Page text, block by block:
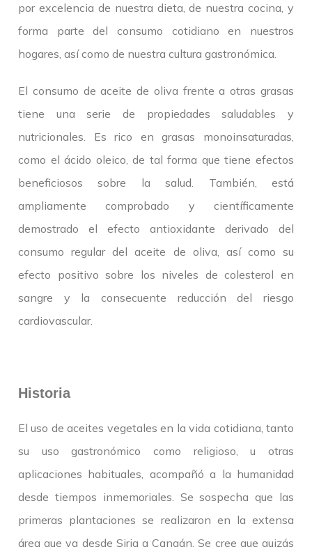
por excelencia de nuestra dieta, de nuestra cocina, y
forma parte del consumo cotidiano en nuestros
hogares, así como de nuestra cultura gastronómica.
El consumo de aceite de oliva frente a otras grasas
tiene una serie de propiedades saludables y
nutricionales. Es rico en grasas monoinsaturadas,
como el ácido oleico, de tal forma que tiene efectos
beneficiosos sobre la salud. También, está
ampliamente comprobado y científicamente
demostrado el efecto antioxidante derivado del
consumo regular del aceite de oliva, así como su
efecto positivo sobre los niveles de colesterol en
sangre y la consecuente reducción del riesgo
cardiovascular.
Historia
El uso de aceites vegetales en la vida cotidiana, tanto
su uso gastronómico como religioso, u otras
aplicaciones habituales, acompañó a la humanidad
desde tiempos inmemoriales. Se sospecha que las
primeras plantaciones se realizaron en la extensa
área que va desde Siria a Canaán. Se cree que quizás